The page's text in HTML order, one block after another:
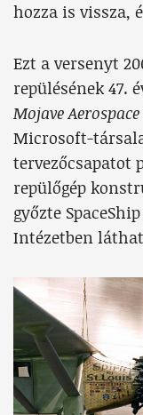
hozza is vissza,
Ezt a versenyt
repülésének 47.
Mojave
Microsoft-
tervezőcsapatot
repülőgép
győzte
Intézetben